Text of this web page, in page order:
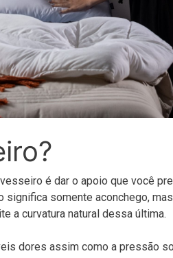
é dar o apoio que você
somente aconchego,
a curvatura natural dessa última.
dores assim como a pressão